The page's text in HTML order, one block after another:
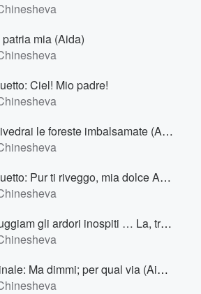
mia (Aida)
Ciel! Mio padre!
Aida, Act III: Rivedrai le foreste imbalsamate (Aida, Amonasro)
Aida, Act III: Duetto: Pur ti riveggo, mia dolce Aida (Radames, Aida)
Aida, Act III: Fuggiam gli ardori inospiti … La, tra foreste vergini (Aida, Radames)
Aida, Act III: Finale: Ma dimmi; per qual via (Aida, Radames, Amonasro, Amneris, Ramfis)